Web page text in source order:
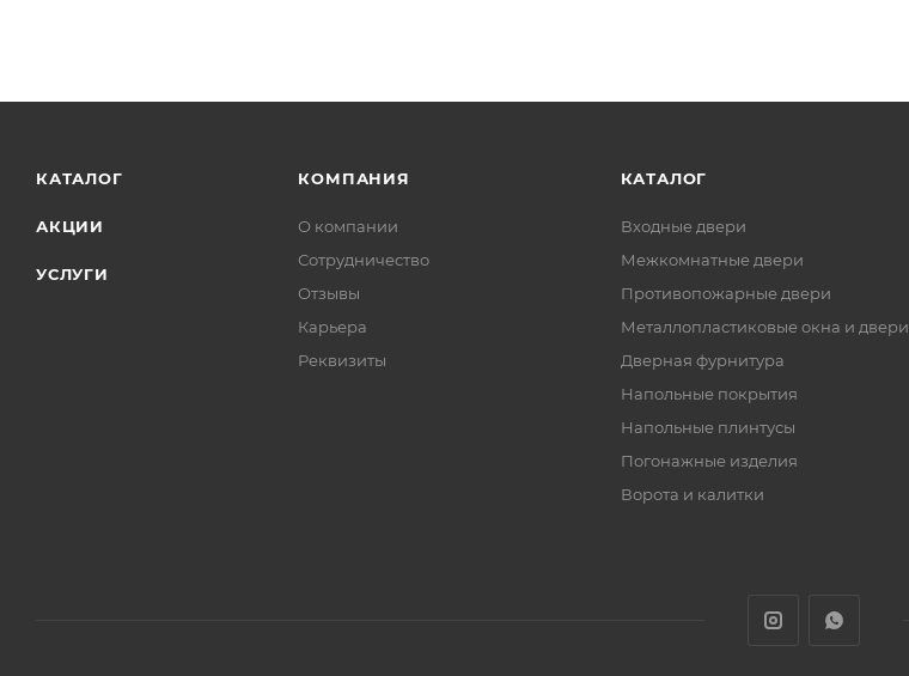
КАТАЛОГ
АКЦИИ
УСЛУГИ
КОМПАНИЯ
О компании
Сотрудничество
Отзывы
Карьера
Реквизиты
КАТАЛОГ
Входные двери
Межкомнатные двери
Противопожарные двери
Металлопластиковые окна и двери
Дверная фурнитура
Напольные покрытия
Напольные плинтусы
Погонажные изделия
Ворота и калитки